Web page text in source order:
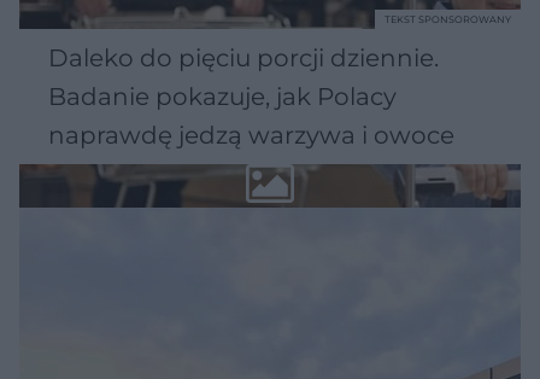
Daleko do pięciu porcji dziennie.
Badanie pokazuje, jak Polacy
naprawdę jedzą warzywa i owoce
TEKST SPONSOROWANY